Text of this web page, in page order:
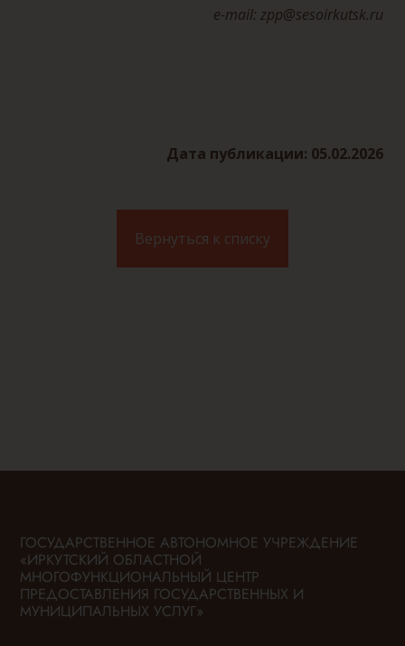
е-mail: zpp@sesoirkutsk.ru
Дата публикации: 05.02.2026
Вернуться к списку
ГОСУДАРСТВЕННОЕ АВТОНОМНОЕ УЧРЕЖДЕНИЕ
«ИРКУТСКИЙ ОБЛАСТНОЙ
МНОГОФУНКЦИОНАЛЬНЫЙ ЦЕНТР
ПРЕДОСТАВЛЕНИЯ ГОСУДАРСТВЕННЫХ И
МУНИЦИПАЛЬНЫХ УСЛУГ»